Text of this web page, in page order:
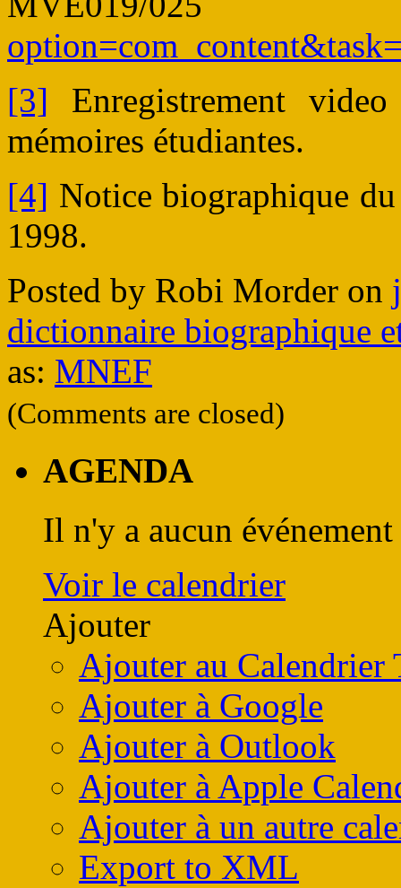
[3] Enregistrement
mémoires étudiantes.
[4] Notice biographique
1998.
Posted by Robi Morder on
dictionnaire biographique
as: MNEF
(Comments are closed)
AGENDA
Il n'y a aucun
Voir le calendrier
Ajouter
Ajouter au Calendrier
Ajouter à Google
Ajouter à Outlook
Ajouter à Apple
Ajouter à un autre
Export to XML